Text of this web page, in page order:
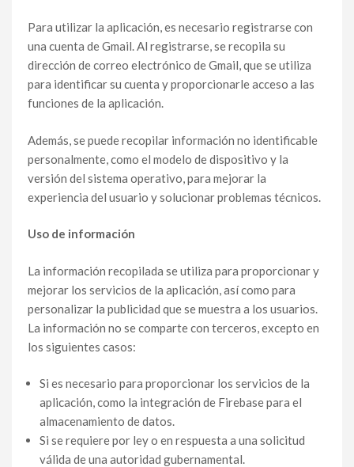
Para utilizar la aplicación, es necesario registrarse con
una cuenta de Gmail. Al registrarse, se recopila su
dirección de correo electrónico de Gmail, que se utiliza
para identificar su cuenta y proporcionarle acceso a las
funciones de la aplicación.
Además, se puede recopilar información no identificable
personalmente, como el modelo de dispositivo y la
versión del sistema operativo, para mejorar la
experiencia del usuario y solucionar problemas técnicos.
Uso de información
La información recopilada se utiliza para proporcionar y
mejorar los servicios de la aplicación, así como para
personalizar la publicidad que se muestra a los usuarios.
La información no se comparte con terceros, excepto en
los siguientes casos:
Si es necesario para proporcionar los servicios de la
aplicación, como la integración de Firebase para el
almacenamiento de datos.
Si se requiere por ley o en respuesta a una solicitud
válida de una autoridad gubernamental.